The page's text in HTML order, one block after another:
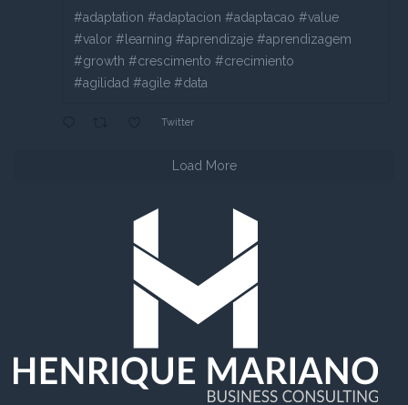
#adaptation #adaptacion #adaptacao #value
#valor #learning #aprendizaje #aprendizagem
#growth #crescimento #crecimiento
#agilidad #agile #data
Twitter
Load More